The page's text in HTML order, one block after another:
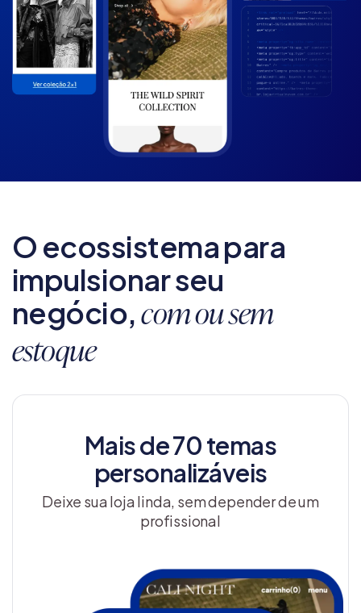
O ecossistema para
impulsionar seu
negócio,com ou sem
estoque
Mais de 70 temas
personalizáveis
Deixe sua loja linda, sem depender de um
profissional